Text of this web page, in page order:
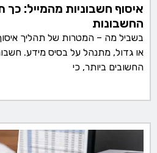
איסוף חשבוניות מהמייל: כך
החשבונות
בשביל מה – המטרות של תהליך
או גדול, מתנהל על בסיס מידע.
החשובים ביותר, כי